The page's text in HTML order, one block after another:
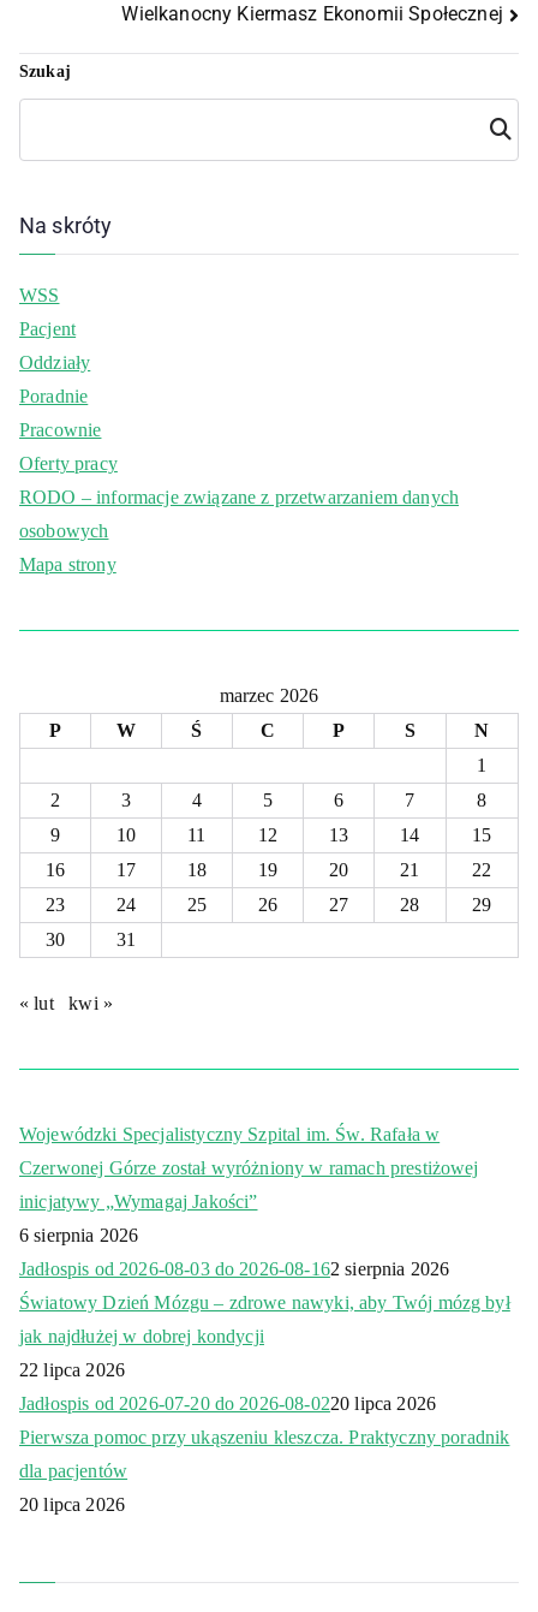
Wielkanocny Kiermasz Ekonomii Społecznej
Szukaj
Szuka
j
Na skróty
WSS
Pacjent
Oddziały
Poradnie
Pracownie
Oferty pracy
RODO – informacje związane z przetwarzaniem danych
osobowych
Mapa strony
marzec 2026
P
W Ś C P S
N
1
2
3 4 5 6 7
8
9
10 11 12 13 14
15
16
17 18 19 20 21
22
23
24 25 26 27 28
29
30
31
« lut kwi »
Wojewódzki Specjalistyczny Szpital im. Św. Rafała w
Czerwonej Górze został wyróżniony w ramach prestiżowej
inicjatywy „Wymagaj Jakości”
6 sierpnia 2026
Jadłospis od 2026-08-03 do 2026-08-162 sierpnia 2026
Światowy Dzień Mózgu – zdrowe nawyki, aby Twój mózg był
jak najdłużej w dobrej kondycji
22 lipca 2026
Jadłospis od 2026-07-20 do 2026-08-0220 lipca 2026
Pierwsza pomoc przy ukąszeniu kleszcza. Praktyczny poradnik
dla pacjentów
20 lipca 2026